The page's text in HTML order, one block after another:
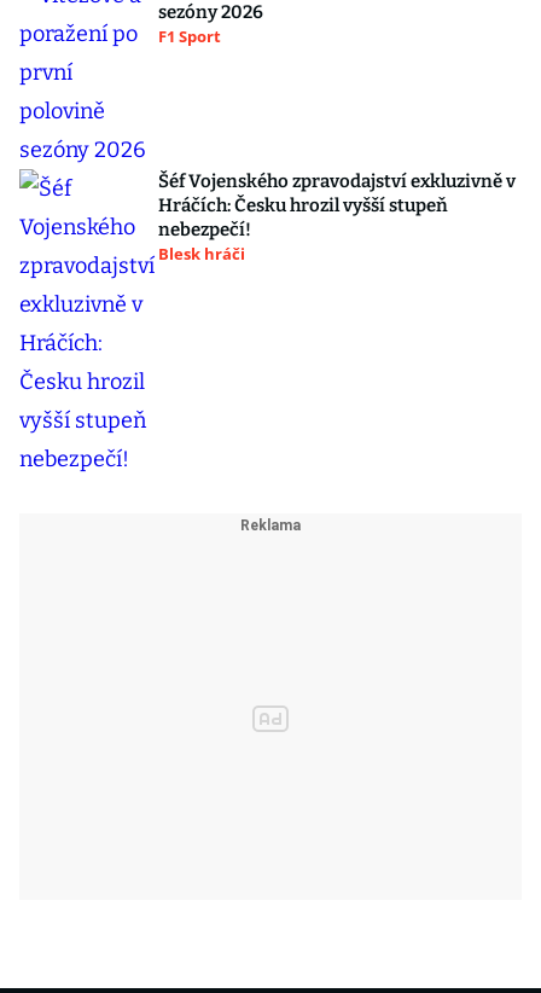
sezóny 2026
F1 Sport
Šéf Vojenského zpravodajství exkluzivně v
Hráčích: Česku hrozil vyšší stupeň
nebezpečí!
Blesk hráči